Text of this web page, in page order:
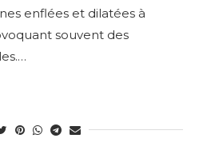
enflées et dilatées à
souvent des